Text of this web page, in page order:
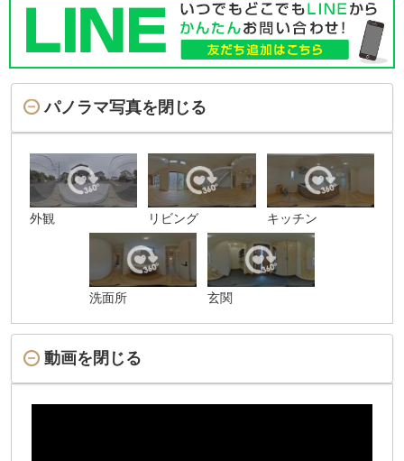
パノラマ写真を閉じる
外観 リビング キッチン
洗面所 玄関
動画を閉じる